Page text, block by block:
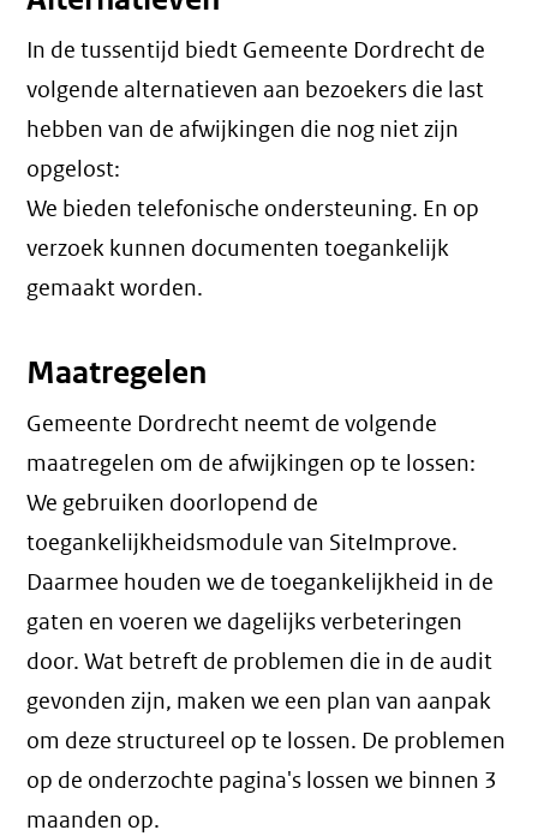
In de tussentijd biedt Gemeente Dordrecht de
volgende alternatieven aan bezoekers die last
hebben van de afwijkingen die nog niet zijn
opgelost:
We bieden telefonische ondersteuning. En op
verzoek kunnen documenten toegankelijk
gemaakt worden.
Maatregelen
Gemeente Dordrecht neemt de volgende
maatregelen om de afwijkingen op te lossen:
We gebruiken doorlopend de
toegankelijkheidsmodule van SiteImprove.
Daarmee houden we de toegankelijkheid in de
gaten en voeren we dagelijks verbeteringen
door. Wat betreft de problemen die in de audit
gevonden zijn, maken we een plan van aanpak
om deze structureel op te lossen. De problemen
op de onderzochte pagina's lossen we binnen 3
maanden op.